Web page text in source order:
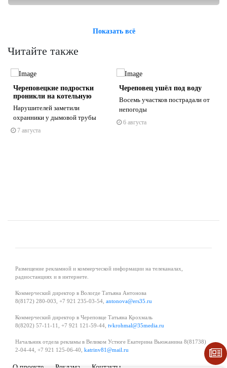
Показать всё
Читайте также
Череповецкие подростки
проникли на котельную
Нарушителей заметили
охранники у дымовой трубы
7 августа
Череповец ушёл под воду
Восемь участков пострадали от
непогоды
6 августа
Размещение рекламной и коммерческой информации на телеканалах,
радиостанциях и в интернете.
Коммерческий директор в Вологде Татьяна Антонова
8(8172) 280-003, +7 921 235-03-54, antonova@ers35.ru
Коммерческий директор в Череповце Татьяна Крохмаль
8(8202) 57-11-11, +7 921 121-59-44, tvkrohmal@35media.ru
Начальник отдела рекламы в Великом Устюге Екатерина Вьюжанина 8(81738)
2-04-44, +7 921 125-06-40, katrinv81@mail.ru